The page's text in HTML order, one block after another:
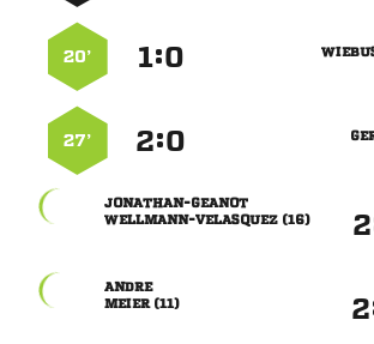
:
20’
:
27’


 


 